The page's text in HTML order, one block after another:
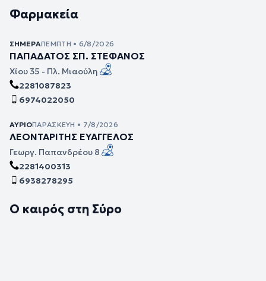
Φαρμακεία
ΣΉΜΕΡΑΠΈΜΠΤΗ • 6/8/2026
ΠΑΠΑΔΑΤΟΣ ΣΠ. ΣΤΕΦΑΝΟΣ
Χίου 35 - Πλ. Μιαούλη
2281087823
6974022050
ΑΎΡΙΟΠΑΡΑΣΚΕΥΉ • 7/8/2026
ΛΕΟΝΤΑΡΙΤΗΣ ΕΥΑΓΓΕΛΟΣ
Γεωργ. Παπανδρέου 8
2281400313
6938278295
Ο καιρός στη Σύρο